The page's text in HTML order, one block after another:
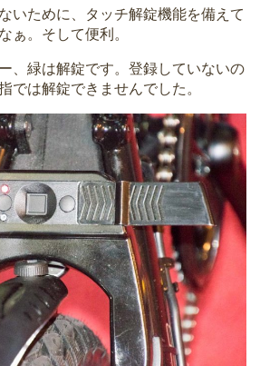
いために、タッチ解錠機能を備えて
ぁ。そして便利。
、緑は解錠です。登録していないの
では解錠できませんでした。